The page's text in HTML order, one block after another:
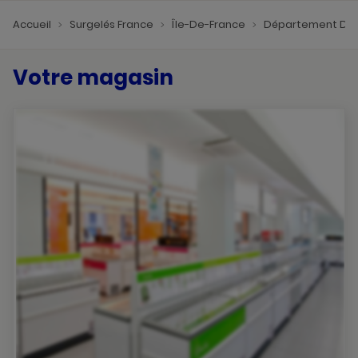
Accueil Surgelés France Île-De-France Département De
Votre magasin